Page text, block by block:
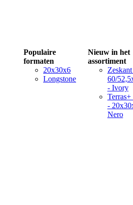
Populaire
formaten
20x30x6
Longstone
Nieuw in het
assortiment
60/
- Ivory
Terras+
-
Nero